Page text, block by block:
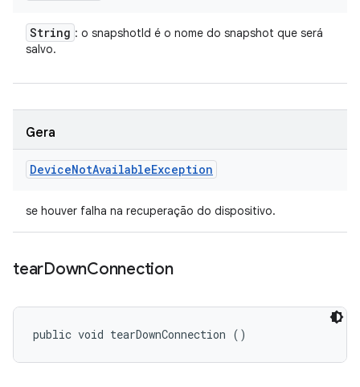
String : o snapshotId é o nome do snapshot que será
salvo.
Gera
DeviceNotAvailableException
se houver falha na recuperação do dispositivo.
tearDownConnection
public void tearDownConnection ()